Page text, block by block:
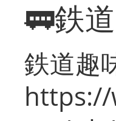
🚃鉄
鉄道趣